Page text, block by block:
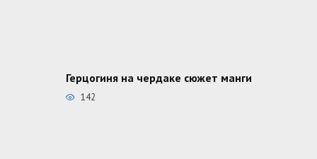
Герцогиня на чердаке сюжет манги
142